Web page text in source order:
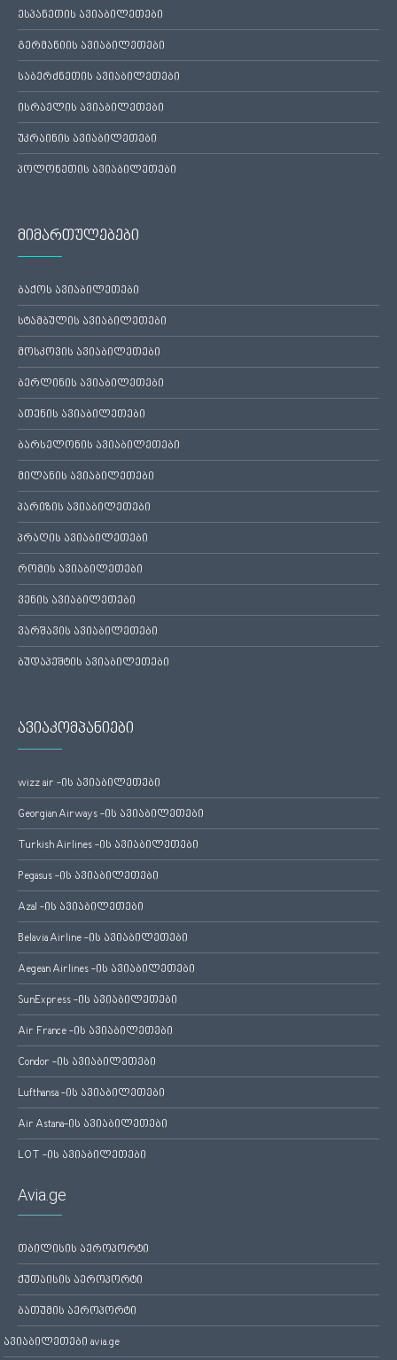
ესპანეთის ავიაბილეთები
გერმანიის ავიაბილეთები
საბერძნეთის ავიაბილეთები
ისრაელის ავიაბილეთები
უკრაინის ავიაბილეთები
პოლონეთის ავიაბილეთები
მიმართულებები
ბაქოს ავიაბილეთები
სტამბულის ავიაბილეთები
მოსკოვის ავიაბილეთები
ბერლინის ავიაბილეთები
ათენის ავიაბილეთები
ბარსელონის ავიაბილეთები
მილანის ავიაბილეთები
პარიზის ავიაბილეთები
პრაღის ავიაბილეთები
რომის ავიაბილეთები
ვენის ავიაბილეთები
ვარშავის ავიაბილეთები
ბუდაპეშტის ავიაბილეთები
ავიაკომპანიები
wizz air -ის ავიაბილეთები
Georgian Airways -ის ავიაბილეთები
Turkish Airlines -ის ავიაბილეთები
Pegasus -ის ავიაბილეთები
Azal -ის ავიაბილეთები
Belavia Airline -ის ავიაბილეთები
Aegean Airlines -ის ავიაბილეთები
SunExpress -ის ავიაბილეთები
Air France -ის ავიაბილეთები
Condor -ის ავიაბილეთები
Lufthansa -ის ავიაბილეთები
Air Astana-ის ავიაბილეთები
LOT -ის ავიაბილეთები
Avia.ge
თბილისის აეროპორტი
ქუთაისის აეროპორტი
ბათუმის აეროპორტი
ავიაბილეთები avia.ge